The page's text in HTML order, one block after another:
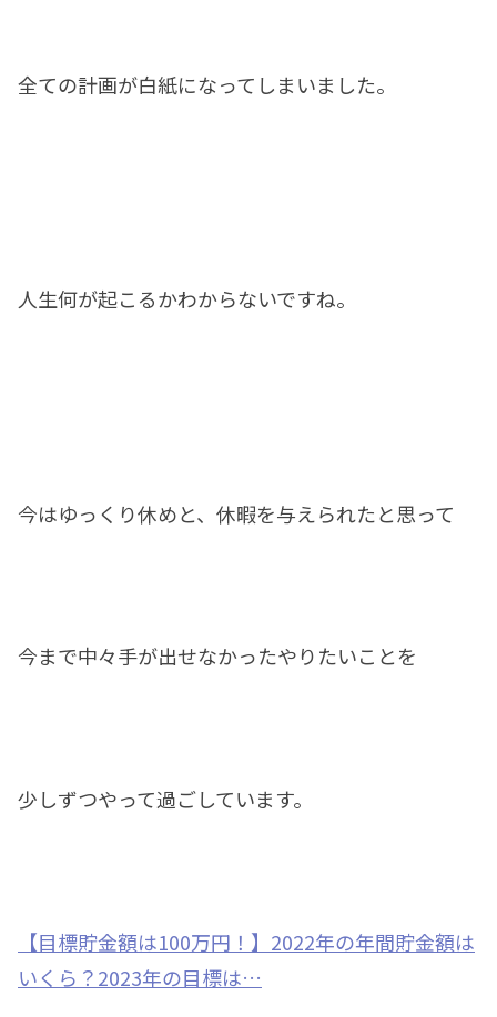
全ての計画が白紙になってしまいました。
人生何が起こるかわからないですね。
今はゆっくり休めと、休暇を与えられたと思って
今まで中々手が出せなかったやりたいことを
少しずつやって過ごしています。
【目標貯金額は100万円！】2022年の年間貯金額は
いくら？2023年の目標は…